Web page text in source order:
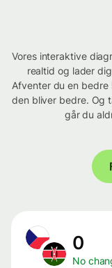
Vores interaktive
realtid og lader
Afventer du en bedre
den bliver bedre. Og
går du
0
No